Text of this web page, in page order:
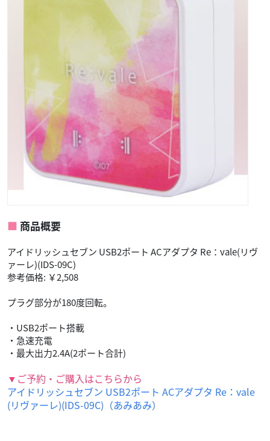
商品概要
アイドリッシュセブン USB2ポート ACアダプタ Re：vale(リヴ
ァーレ)(IDS-09C)
参考価格: ￥2,508
プラグ部分が180度回転。
・USB2ポート搭載
・急速充電
・最大出力2.4A(2ポート合計)
▼ご予約・ご購入はこちらから
アイドリッシュセブン USB2ポート ACアダプタ Re：vale
(リヴァーレ)(IDS-09C)（あみあみ）